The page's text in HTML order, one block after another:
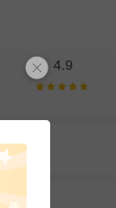
4.9